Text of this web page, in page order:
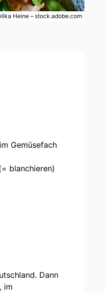
Heine – stock.adobe.com
Gemüsefach
blanchieren)
Dann
im